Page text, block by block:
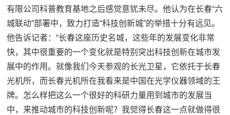
有限公司科普教育基地之后感觉意犹未尽。他认为在长春“六
城联动”部署中，致力打造“科技创新城”的举措十分有远见。
他告诉记者：“长春这座历史名城，这些年的发展变化非常
快，其中很重要的一个变化就是特别突出科技创新在城市发
展中的作用。就像我们今天参观的长光卫星，它依托于长春
光机所，而长春光机所在我看来是中国在光学仪器领域的王
牌。怎么样把这么一个很好的科研力量用到城市的发展当
中，来推动城市的科技创新呢？我觉得长春这一点就做得很